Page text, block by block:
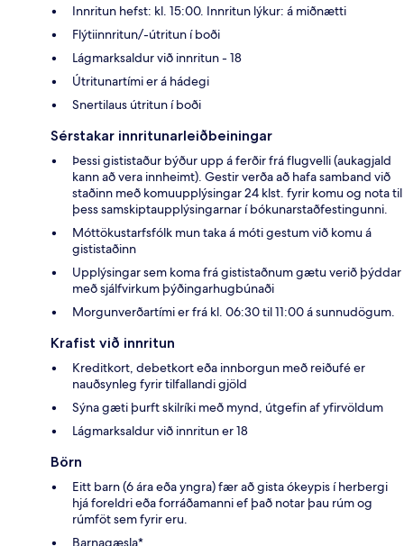
Innritun hefst: kl. 15:00. Innritun lýkur: á miðnætti
Flýtiinnritun/-útritun í boði
Lágmarksaldur við innritun - 18
Útritunartími er á hádegi
Snertilaus útritun í boði
Sérstakar innritunarleiðbeiningar
Þessi gististaður býður upp á ferðir frá flugvelli (aukagjald
kann að vera innheimt). Gestir verða að hafa samband við
staðinn með komuupplýsingar 24 klst. fyrir komu og nota til
þess samskiptaupplýsingarnar í bókunarstaðfestingunni.
Móttökustarfsfólk mun taka á móti gestum við komu á
gististaðinn
Upplýsingar sem koma frá gististaðnum gætu verið þýddar
með sjálfvirkum þýðingarhugbúnaði
Morgunverðartími er frá kl. 06:30 til 11:00 á sunnudögum.
Krafist við innritun
Kreditkort, debetkort eða innborgun með reiðufé er
nauðsynleg fyrir tilfallandi gjöld
Sýna gæti þurft skilríki með mynd, útgefin af yfirvöldum
Lágmarksaldur við innritun er 18
Börn
Eitt barn (6 ára eða yngra) fær að gista ókeypis í herbergi
hjá foreldri eða forráðamanni ef það notar þau rúm og
rúmföt sem fyrir eru.
Barnagæsla*